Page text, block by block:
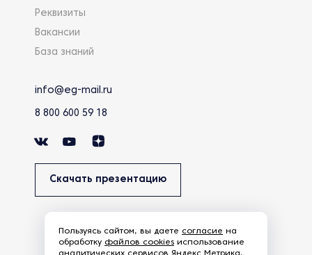
Реквизиты
Вакансии
База знаний
info@eg-mail.ru
8 800 600 59 18
Скачать презентацию
Пользуясь сайтом, вы даете согласие на
обработку файлов cookies использование